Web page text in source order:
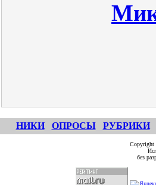
НИКИ ОПРОСЫ РУБРИКИ
без